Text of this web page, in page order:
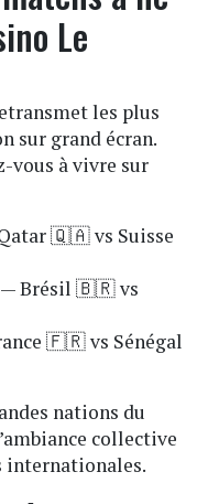
Le
les plus
sur grand écran.
vous à vivre sur
🇶🇦 vs Suisse
— Brésil 🇧🇷 vs
🇫🇷 vs Sénégal
nations du
collective
internationales.